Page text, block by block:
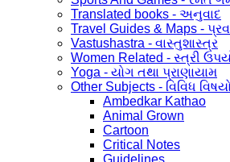
Translated books - અનુવાદ
Travel Guides & Maps -
Vastushastra - વાસ્તુશાસ્ત્ર
Women Related - સ્ત્રી
Yoga - યોગ તથા પ્રાણાયામ
Other Subjects - વિવિધ
Ambedkar Kathao
Animal Grown
Cartoon
Critical Notes
Guidelines